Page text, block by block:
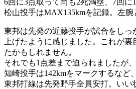
松山投手はMAX135kmを記録。左
東邦は先発の近藤投手が試合をし
上げたように感じました。これが
たかもしれません。
それでも1点差まで迫られましたが
知崎投手は142kmをマークするなど
東邦打線は先発野手全員安打。いい